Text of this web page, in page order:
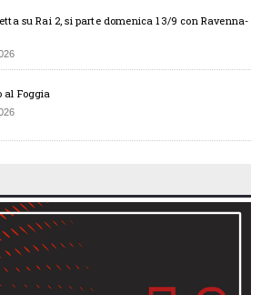
su Rai 2, si parte domenica 13/9 con Ravenna-
al Foggia